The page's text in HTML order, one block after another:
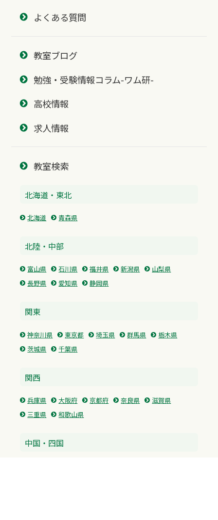
よくある質問
教室ブログ
勉強・受験情報コラム-ワム研-
高校情報
求人情報
教室検索
北海道・東北
北海道 青森県
北陸・中部
富山県 石川県 福井県 新潟県
山梨県
長野県
愛知県 静岡県
関東
神奈川県 東京都 埼玉県 群馬県
栃木県
茨城県
千葉県
関西
兵庫県 大阪府 京都府 奈良県
滋賀県
三重県
和歌山県
中国・四国